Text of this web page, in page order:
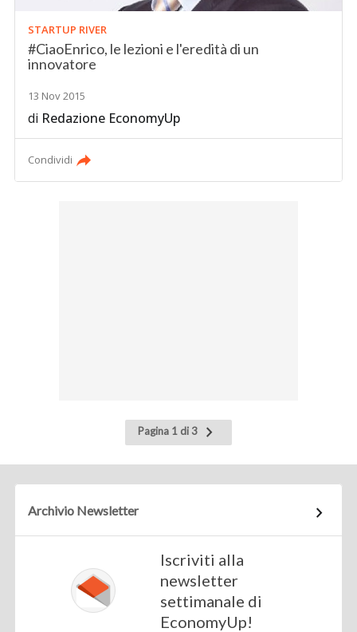
STARTUP RIVER
#CiaoEnrico, le lezioni e l'eredità di un
innovatore
13 Nov 2015
di Redazione EconomyUp
Condividi
Pagina 1 di 3
Pagina
successiva
Archivio Newsletter
Iscriviti alla
newsletter
settimanale di
EconomyUp!